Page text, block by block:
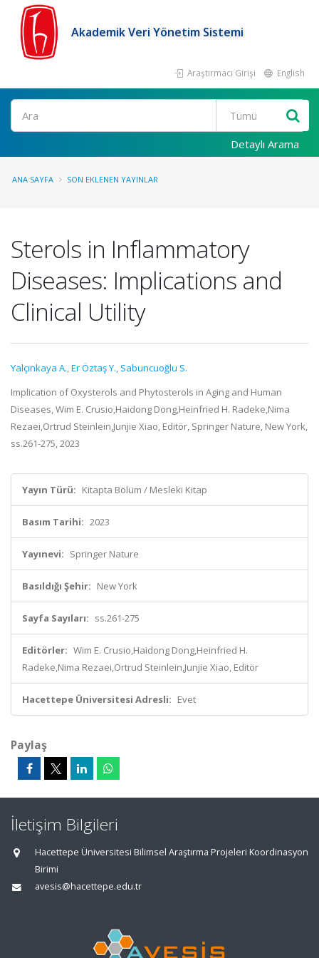
Akademik Veri Yönetim Sistemi
Araştırmacı Girişi English
Ara
Detaylı Arama
ANA SAYFA SON EKLENEN YAYINLAR
Sterols in Inflammatory
Diseases: Implications and
Clinical Utility
Yalçınkaya A.,Er Öztaş Y., Sabuncuoğlu S.
Implication of Oxysterols and Phytosterols in Aging and Human
Diseases, Wim E. Crusio,Haidong Dong,Heinfried H. Radeke,Nima
Rezaei,Ortrud Steinlein,Junjie Xiao, Editör, Springer Nature, New York,
ss.261-275, 2023
Yayın Türü: Kitapta Bölüm / Mesleki Kitap
Basım Tarihi: 2023
Yayınevi: Springer Nature
Basıldığı Şehir: New York
Sayfa Sayıları: ss.261-275
Editörler: Wim E. Crusio,Haidong Dong,Heinfried H.
Radeke,Nima Rezaei,Ortrud Steinlein,Junjie Xiao, Editör
Hacettepe Üniversitesi Adresli: Evet
Paylaş
İletişim Bilgileri
Hacettepe Üniversitesi Bilimsel Araştırma Projeleri Koordinasyon
Birimi
avesis@hacettepe.edu.tr